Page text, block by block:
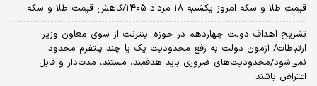
قیمت طلا و سکه امروز یکشنبه ۱۸ مرداد ۱۴۰۵/کاهش قیمت طلا و سکه
تشریح اهداف دولت چهاردهم در حوزه اینترنت از سوی معاون وزیر
ارتباطات/ آزمون دولت به رفع محدودیت یک یا چند پلتفرم محدود
نمی‌‎شود/محدودیت‌های ضروری باید هدفمند، مستند، مدت‌دار و قابل
اعتراض باشند